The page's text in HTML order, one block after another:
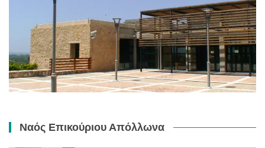
Ναός Επικούριου Απόλλωνα